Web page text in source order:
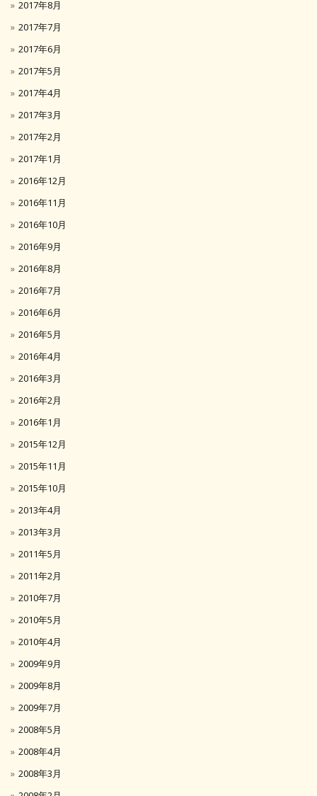
2017年8月
2017年7月
2017年6月
2017年5月
2017年4月
2017年3月
2017年2月
2017年1月
2016年12月
2016年11月
2016年10月
2016年9月
2016年8月
2016年7月
2016年6月
2016年5月
2016年4月
2016年3月
2016年2月
2016年1月
2015年12月
2015年11月
2015年10月
2013年4月
2013年3月
2011年5月
2011年2月
2010年7月
2010年5月
2010年4月
2009年9月
2009年8月
2009年7月
2008年5月
2008年4月
2008年3月